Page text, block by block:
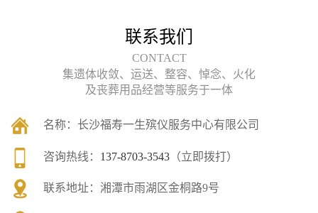
联系我们
CONTACT
集遗体收敛、运送、整容、悼念、火化
及丧葬用品经营等服务于一体
名称： 长沙福寿一生殡仪服务中心有限公司
咨询热线： 137-8703-3543（立即拨打）
联系地址： 湘潭市雨湖区金桐路9号